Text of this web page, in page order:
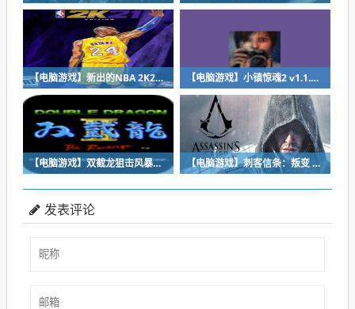
【电脑游戏】新出的NBA 2K21（曼巴永恒）游戏破解补丁 【电脑游戏】小镇惊魂2 v1.1.4中文版
【电脑游戏】双截龙狙击风暴，双截龙和魂斗罗的结合体游戏 【电脑游戏】刺客信条：叛变 v1.1.0中文版
发表评论